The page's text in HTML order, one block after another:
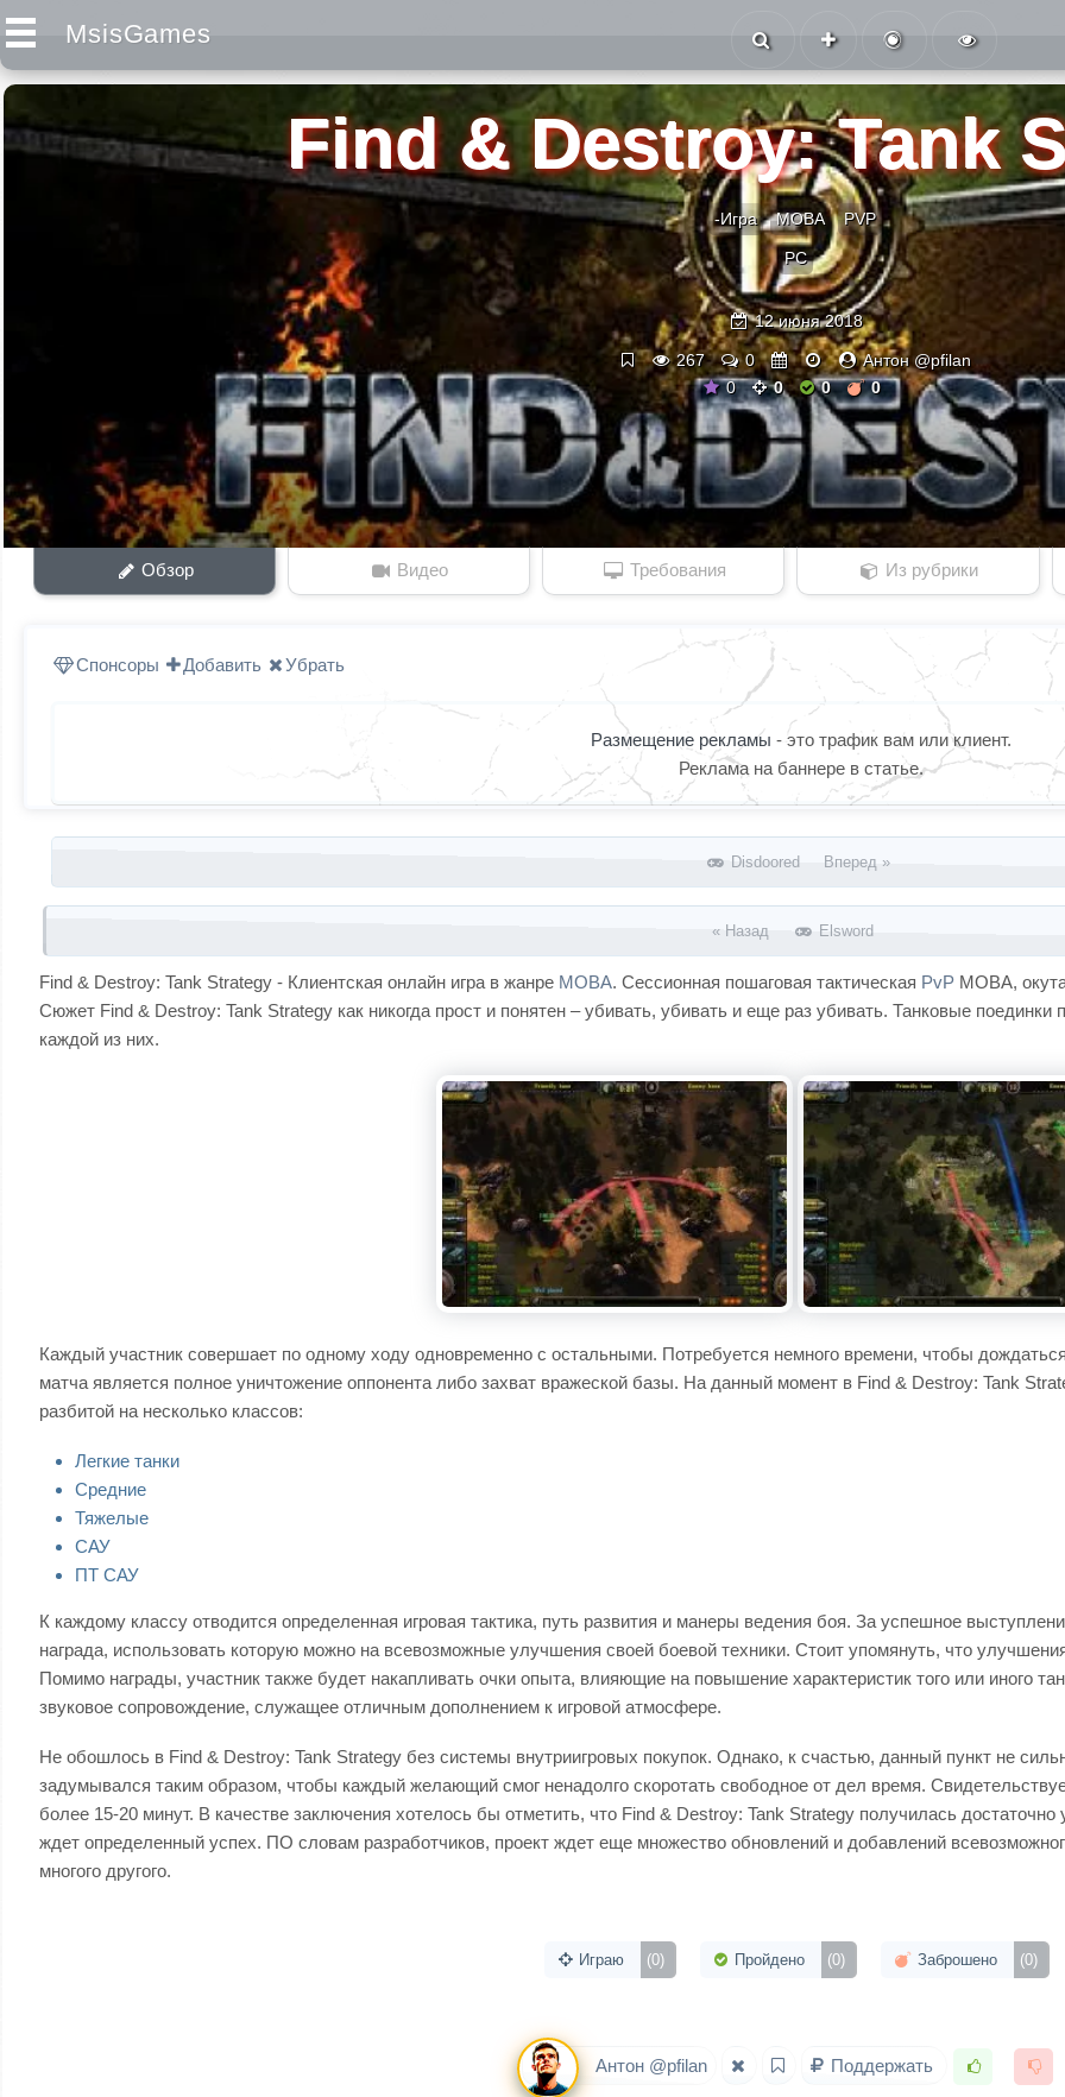
MsisGames
Find & Destroy: Tank
-Игра MOBA PVP
PC
12 июня 2018
267 0
Антон @pfilan
0
0 0 0
Обзор Видео Требования Из рубрики
Спонсоры Добавить Убрать
Размещение рекламы - это трафик вам или клиент.
Реклама на баннере в статье.
Запись навигация
Disdoored Вперед »
« Назад Elsword
Find & Destroy: Tank Strategy - Клиентская онлайн игра в жанре MOBA. Сессионная пошаговая тактическая PvP MOBA,
Сюжет Find & Destroy: Tank Strategy как никогда прост и понятен – убивать, убивать и еще раз убивать. Танковые поединки
каждой из них.
Каждый участник совершает по одному ходу одновременно с остальными. Потребуется немного времени, чтобы
матча является полное уничтожение оппонента либо захват вражеской базы. На данный момент в Find & Destroy: Tank
разбитой на несколько классов:
Легкие танки
Средние
Тяжелые
САУ
ПТ САУ
К каждому классу отводится определенная игровая тактика, путь развития и манеры ведения боя. За успешное
награда, использовать которую можно на всевозможные улучшения своей боевой техники. Стоит упомянуть, что
Помимо награды, участник также будет накапливать очки опыта, влияющие на повышение характеристик того или иного
звуковое сопровождение, служащее отличным дополнением к игровой атмосфере.
Не обошлось в Find & Destroy: Tank Strategy без системы внутриигровых покупок. Однако, к счастью, данный пункт не
задумывался таким образом, чтобы каждый желающий смог ненадолго скоротать свободное от дел время.
более 15-20 минут. В качестве заключения хотелось бы отметить, что Find & Destroy: Tank Strategy получилась
ждет определенный успех. ПО словам разработчиков, проект ждет еще множество обновлений и добавлений
многого другого.
Играю (0) Пройдено (0) Заброшено (0)
Антон @pfilan Поддержать